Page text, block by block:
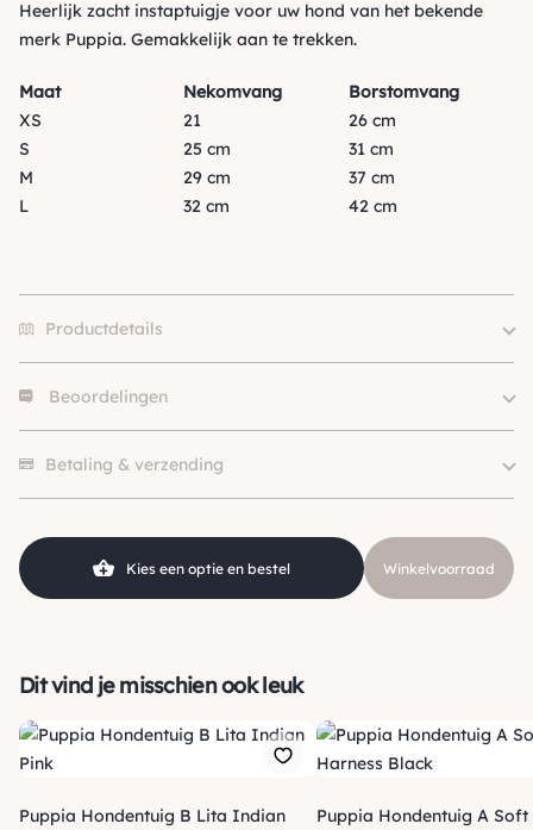
Heerlijk zacht instaptuigje voor uw hond van het bekende
merk Puppia. Gemakkelijk aan te trekken.
Maat Nekomvang
Borstomvang
XS
21
26 cm
S
25 cm
31 cm
M
29 cm
37 cm
L
32 cm 42 cm
Productdetails
Size
Hondgrootte
Klein (0 – 10kg)
Kleur
Beoordelingen
Betaling & verzending
Kies een optie en bestel Winkelvoorraad
Dit vind je misschien ook leuk
Puppia Hondentuig B Lita Indian
Puppia Hondentuig A Soft Harness